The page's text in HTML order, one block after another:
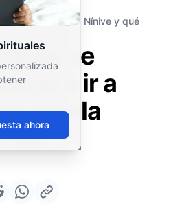
ahora
reacio a ir a Nínive y qué
se
a ir a
revela
su